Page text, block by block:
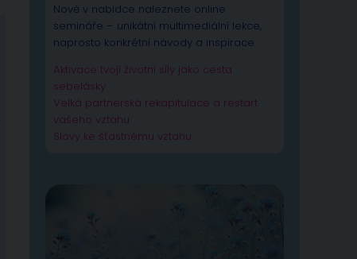
Nově v nabídce naleznete online
semináře – unikátní multimediální lekce,
naprosto konkrétní návody a inspirace.
Aktivace tvojí životní síly jako cesta
sebelásky
Velká partnerská rekapitulace a restart
vašeho vztahu
Slovy ke šťastnému vztahu